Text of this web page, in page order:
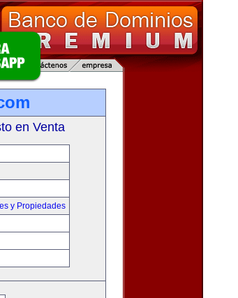
en Venta
y Propiedades